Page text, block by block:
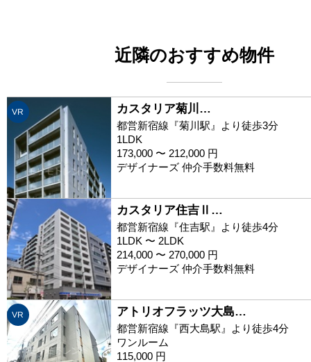
近隣のおすすめ物件
VR カスタリア菊川…
都営新宿線『菊川駅』より徒歩3分
1LDK
173,000 〜 212,000 円
デザイナーズ 仲介手数料無料
カスタリア住吉Ⅱ…
都営新宿線『住吉駅』より徒歩4分
1LDK 〜 2LDK
214,000 〜 270,000 円
デザイナーズ 仲介手数料無料
VR アトリオフラッツ大島…
都営新宿線『西大島駅』より徒歩4分
ワンルーム
115,000 円